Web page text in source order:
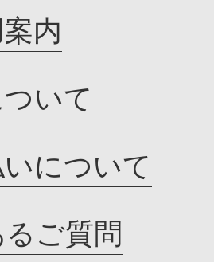
内
いて
について
ご質問